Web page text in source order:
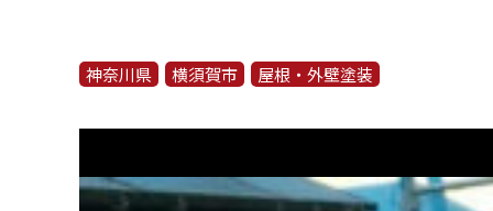
神奈川県 横須賀市 屋根・外壁塗装